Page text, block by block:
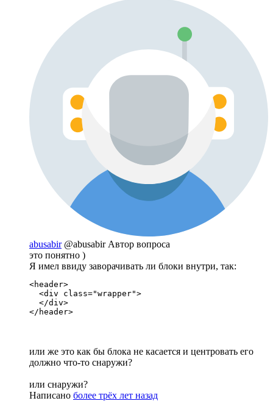
abusabir @abusabir Автор вопроса
это понятно )
Я имел ввиду заворачивать ли блоки внутри, так:
<header>
  <div class="wrapper">
  </div>
</header>
или же это как бы блока не касается и центровать его
должно что-то снаружи?
или снаружи?
Написано более трёх лет назад